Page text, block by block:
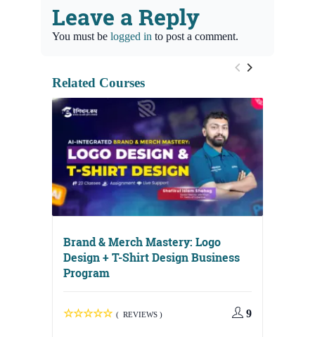
Leave a Reply
You must be logged in to post a comment.
Related Courses
Brand & Merch Mastery: Logo
Design + T-Shirt Design Business
Program
( REVIEWS ) 9